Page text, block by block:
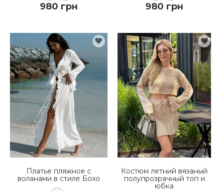
КУПИТЬ
ПОДРОБНЕЕ
980 грн
КУПИТЬ
ПОДРОБНЕЕ
980 грн
Платье пляжное с
воланами в стиле Бохо
Костюм летний вязаный
полупрозрачный топ и
юбка